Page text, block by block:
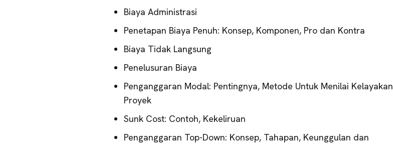
Biaya Administrasi
Penetapan Biaya Penuh: Konsep, Komponen, Pro dan Kontra
Biaya Tidak Langsung
Penelusuran Biaya
Penganggaran Modal: Pentingnya, Metode Untuk Menilai Kelayakan
Proyek
Sunk Cost: Contoh, Kekeliruan
Penganggaran Top-Down: Konsep, Tahapan, Keunggulan dan